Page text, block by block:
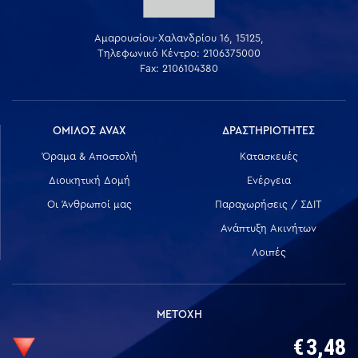
Αμαρουσίου-Χαλανδρίου 16, 15125,
Τηλεφωνικό Κέντρο: 2106375000
Fax: 2106104380
ΟΜΙΛΟΣ AVAX
Όραμα & Αποστολή
Διοικητική Δομή
Οι Άνθρωποί μας
ΔΡΑΣΤΗΡΙΟΤΗΤΕΣ
Κατασκευές
Ενέργεια
Παραχωρήσεις / ΣΔΙΤ
Ανάπτυξη Ακινήτων
Λοιπές
ΜΕΤΟΧΗ